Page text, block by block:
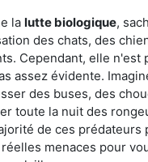
la lutte biologique,
des chats, des
Cependant, elle n'est
assez évidente.
des buses, des
toute la nuit des
de ces prédateurs
menaces pour